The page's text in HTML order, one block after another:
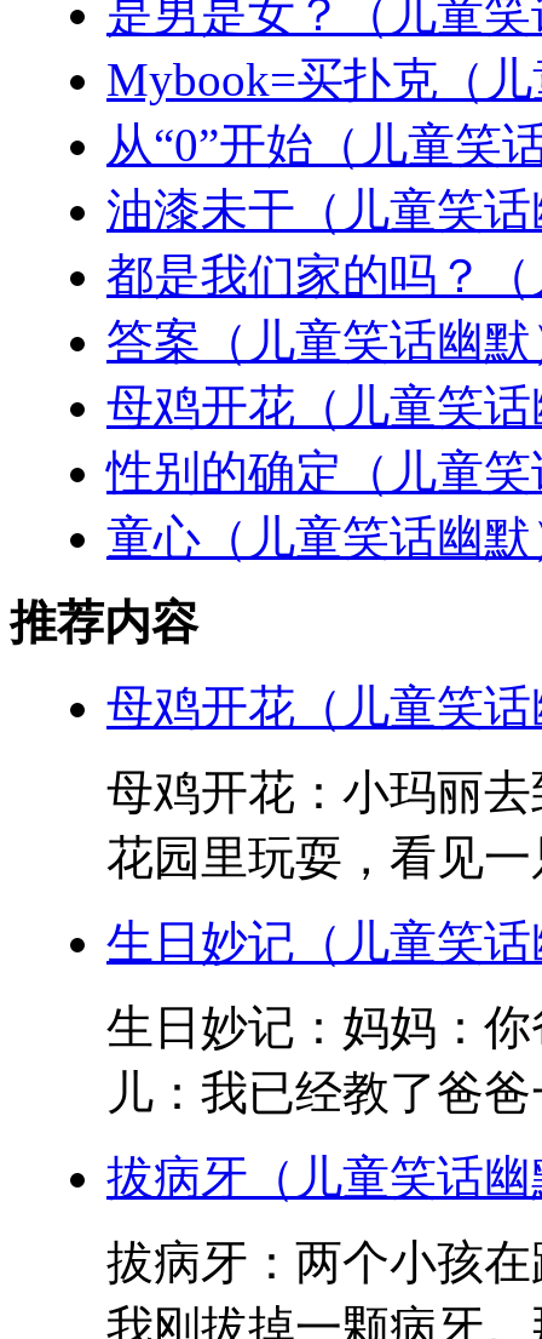
是男是女？（儿童
Mybook=买扑克（
从“0”开始（儿童笑
油漆未干（儿童笑
都是我们家的吗？
答案（儿童笑话幽默
母鸡开花（儿童笑
性别的确定（儿童
童心（儿童笑话幽默
推荐内容
母鸡开花（儿童笑
母鸡开花：小玛丽
花园里玩耍，看见
生日妙记（儿童笑
生日妙记：妈妈：
儿：我已经教了爸
拔病牙（儿童笑话
拔病牙：两个小孩
我刚拔掉一颗病牙